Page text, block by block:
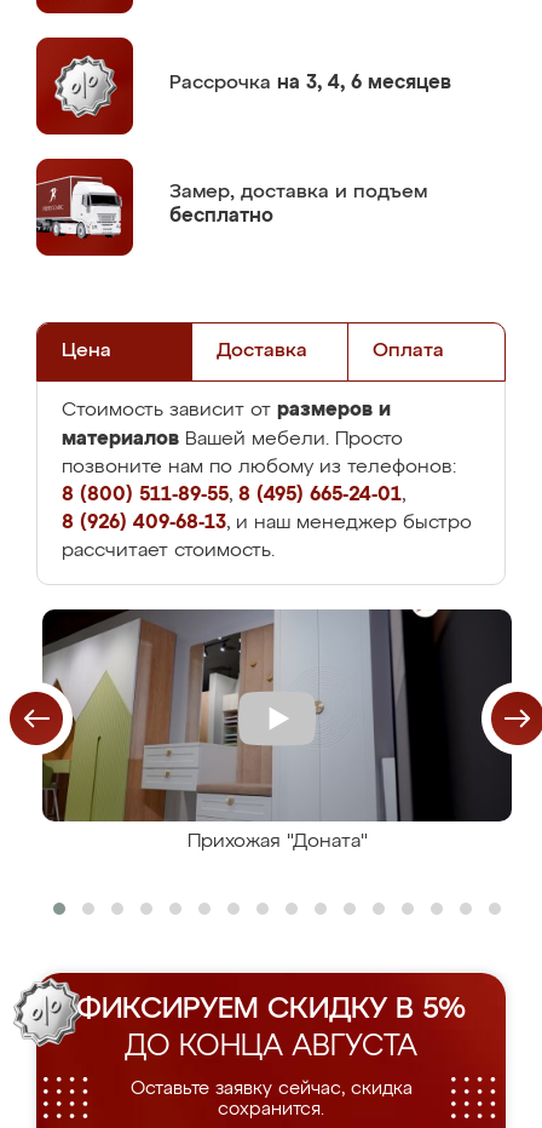
Рассрочка на 3, 4, 6 месяцев
Замер, доставка и подъем
бесплатно
Цена Доставка Оплата
Стоимость зависит от размеров и
материалов Вашей мебели. Просто
позвоните нам по любому из телефонов:
8 (800) 511-89-55, 8 (495) 665-24-01,
8 (926) 409-68-13, и наш менеджер быстро
рассчитает стоимость.
Прихожая "Доната"
ФИКСИРУЕМ СКИДКУ В 5%
ДО КОНЦА АВГУСТА
Оставьте заявку сейчас, скидка
сохранится.